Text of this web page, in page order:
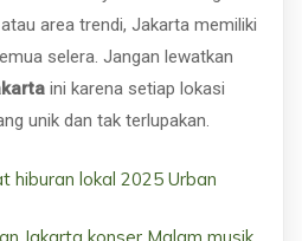
area trendi, Jakarta memiliki
selera. Jangan lewatkan
ini karena setiap lokasi
unik dan tak terlupakan.
hiburan lokal 2025 Urban